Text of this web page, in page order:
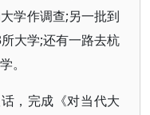
学作调查;另一批到
大学;还有一路去杭
。
，完成《对当代大